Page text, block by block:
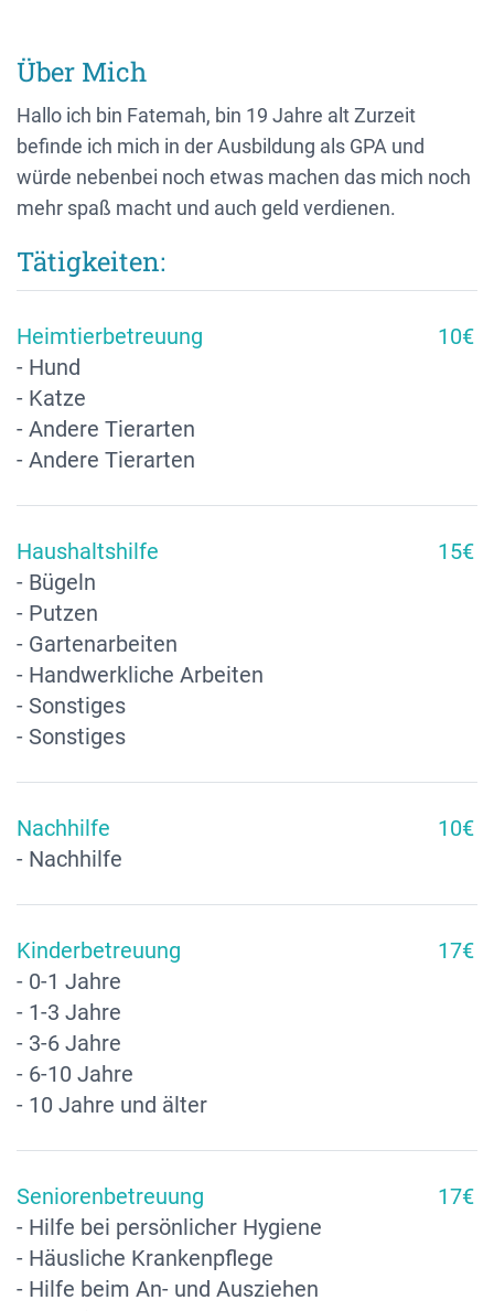
Über Mich
Hallo ich bin Fatemah, bin 19 Jahre alt Zurzeit
befinde ich mich in der Ausbildung als GPA und
würde nebenbei noch etwas machen das mich noch
mehr spaß macht und auch geld verdienen.
Tätigkeiten:
Heimtierbetreuung
- Hund
- Katze
- Andere Tierarten
- Andere Tierarten
10€
Haushaltshilfe
- Bügeln
- Putzen
- Gartenarbeiten
- Handwerkliche Arbeiten
- Sonstiges
- Sonstiges
15€
Nachhilfe
- Nachhilfe
10€
Kinderbetreuung
- 0-1 Jahre
- 1-3 Jahre
- 3-6 Jahre
- 6-10 Jahre
- 10 Jahre und älter
17€
Seniorenbetreuung
- Hilfe bei persönlicher Hygiene
- Häusliche Krankenpflege
- Hilfe beim An- und Ausziehen
17€